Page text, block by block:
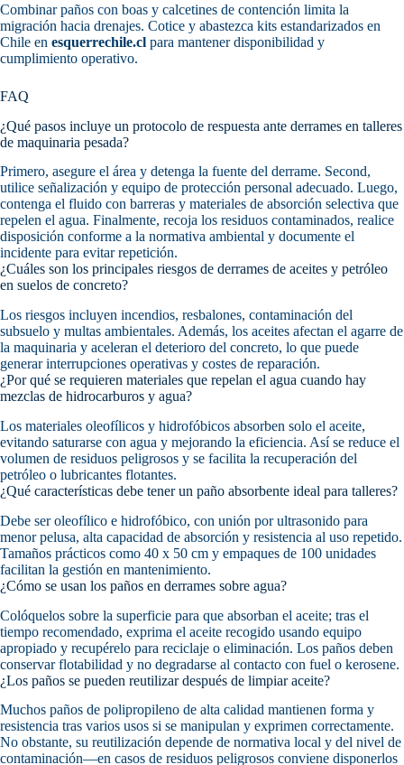
Combinar paños con boas y calcetines de contención limita la
migración hacia drenajes. Cotice y abastezca kits estandarizados en
Chile en esquerrechile.cl para mantener disponibilidad y
cumplimiento operativo.
FAQ
¿Qué pasos incluye un protocolo de respuesta ante derrames en talleres
de maquinaria pesada?
Primero, asegure el área y detenga la fuente del derrame. Second,
utilice señalización y equipo de protección personal adecuado. Luego,
contenga el fluido con barreras y materiales de absorción selectiva que
repelen el agua. Finalmente, recoja los residuos contaminados, realice
disposición conforme a la normativa ambiental y documente el
incidente para evitar repetición.
¿Cuáles son los principales riesgos de derrames de aceites y petróleo
en suelos de concreto?
Los riesgos incluyen incendios, resbalones, contaminación del
subsuelo y multas ambientales. Además, los aceites afectan el agarre de
la maquinaria y aceleran el deterioro del concreto, lo que puede
generar interrupciones operativas y costes de reparación.
¿Por qué se requieren materiales que repelan el agua cuando hay
mezclas de hidrocarburos y agua?
Los materiales oleofílicos y hidrofóbicos absorben solo el aceite,
evitando saturarse con agua y mejorando la eficiencia. Así se reduce el
volumen de residuos peligrosos y se facilita la recuperación del
petróleo o lubricantes flotantes.
¿Qué características debe tener un paño absorbente ideal para talleres?
Debe ser oleofílico e hidrofóbico, con unión por ultrasonido para
menor pelusa, alta capacidad de absorción y resistencia al uso repetido.
Tamaños prácticos como 40 x 50 cm y empaques de 100 unidades
facilitan la gestión en mantenimiento.
¿Cómo se usan los paños en derrames sobre agua?
Colóquelos sobre la superficie para que absorban el aceite; tras el
tiempo recomendado, exprima el aceite recogido usando equipo
apropiado y recupérelo para reciclaje o eliminación. Los paños deben
conservar flotabilidad y no degradarse al contacto con fuel o kerosene.
¿Los paños se pueden reutilizar después de limpiar aceite?
Muchos paños de polipropileno de alta calidad mantienen forma y
resistencia tras varios usos si se manipulan y exprimen correctamente.
No obstante, su reutilización depende de normativa local y del nivel de
contaminación—en casos de residuos peligrosos conviene disponerlos